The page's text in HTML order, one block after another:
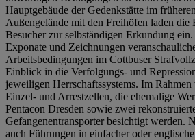
Hauptgebäude der Gedenkstätte im
Außengelände mit den Freihöfen laden die
Besucher zur selbständigen Erkundung
Exponate und Zeichnungen
Arbeitsbedingungen im Cottbuser
Einblick in die Verfolgungs- und
jeweiligen Herrschaftssystems. Im
Einzel- und Arrestzellen, die ehemalige
Pentacon Dresden sowie zwei
Gefangenentransporter besichtigt werden.
auch Führungen in einfacher oder